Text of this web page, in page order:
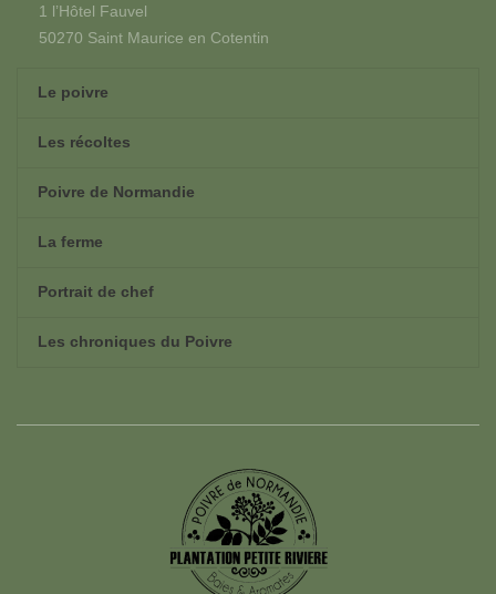
1 l’Hôtel Fauvel
50270 Saint Maurice en Cotentin
Le poivre
Les récoltes
Poivre de Normandie
La ferme
Portrait de chef
Les chroniques du Poivre